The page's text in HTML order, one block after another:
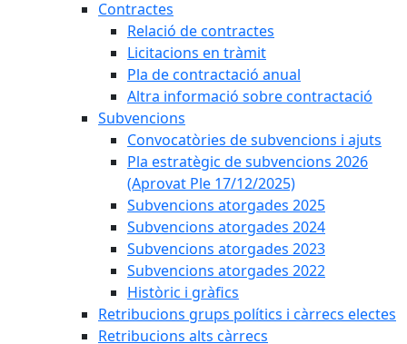
Contractes
Relació de contractes
Licitacions en tràmit
Pla de contractació anual
Altra informació sobre contractació
Subvencions
Convocatòries de subvencions i ajuts
Pla estratègic de subvencions 2026
(Aprovat Ple 17/12/2025)
Subvencions atorgades 2025
Subvencions atorgades 2024
Subvencions atorgades 2023
Subvencions atorgades 2022
Històric i gràfics
Retribucions grups polítics i càrrecs electes
Retribucions alts càrrecs